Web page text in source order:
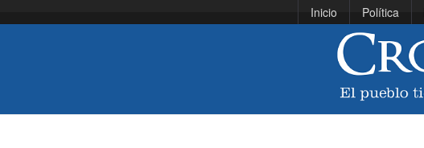
Inicio Política